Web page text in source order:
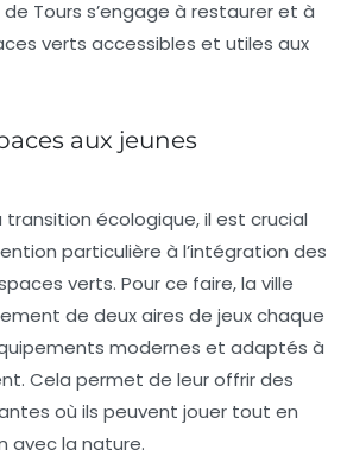
Tours s’engage à restaurer et à
verts accessibles et utiles aux
aux jeunes
transition écologique, il est crucial
particulière à l’intégration des
verts. Pour ce faire, la ville
de deux aires de jeux chaque
modernes et adaptés à
Cela permet de leur offrir des
où ils peuvent jouer tout en
avec la nature.